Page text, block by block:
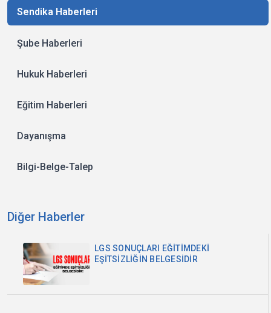
Sendika Haberleri
Şube Haberleri
Hukuk Haberleri
Eğitim Haberleri
Dayanışma
Bilgi-Belge-Talep
Diğer Haberler
LGS SONUÇLARI EĞİTİMDEKİ
EŞİTSİZLİĞİN BELGESİDİR